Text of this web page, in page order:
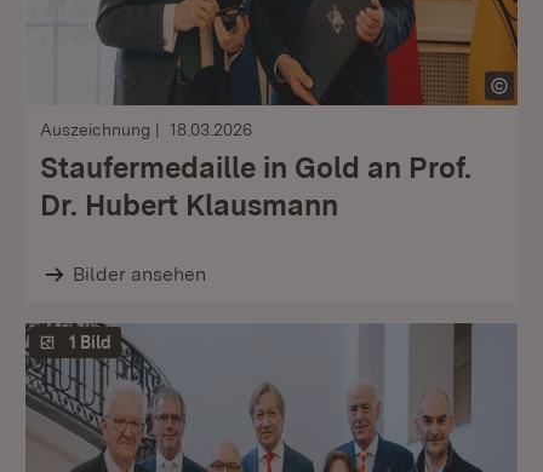
Auszeichnung 18.03.2026
Staufermedaille in Gold an Prof.
Dr. Hubert Klausmann
Bilder ansehen
1 Bild